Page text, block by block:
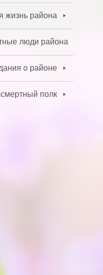
жизнь района
люди района
о районе
полк